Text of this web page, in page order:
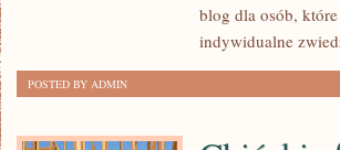
blog dla osób,
indywidualne
POSTED BY ADMIN